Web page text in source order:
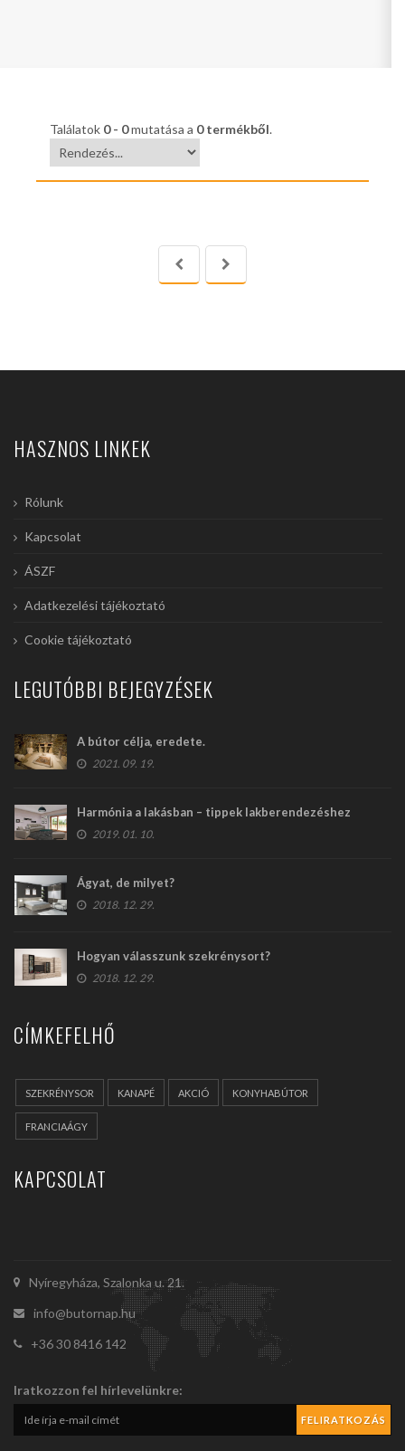
Találatok 0 - 0mutatása a 0 termékből.
HASZNOS LINKEK
Rólunk
Kapcsolat
ÁSZF
Adatkezelési tájékoztató
Cookie tájékoztató
LEGUTÓBBI BEJEGYZÉSEK
A bútor célja, eredete.
2021. 09. 19.
Harmónia a lakásban – tippek lakberendezéshez
2019. 01. 10.
Ágyat, de milyet?
2018. 12. 29.
Hogyan válasszunk szekrénysort?
2018. 12. 29.
CÍMKEFELHŐ
SZEKRÉNYSOR KANAPÉ AKCIÓ KONYHABÚTOR
FRANCIAÁGY
KAPCSOLAT
Nyíregyháza, Szalonka u. 21.
info@butornap.hu
+36 30 8416 142
Iratkozzon fel hírlevelünkre: